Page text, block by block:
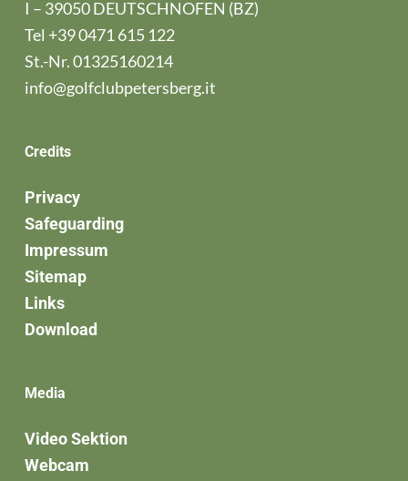
I – 39050 DEUTSCHNOFEN (BZ)
Tel +39 0471 615 122
St.-Nr. 01325160214
info@golfclubpetersberg.it
Credits
Privacy
Safeguarding
Impressum
Sitemap
Links
Download
Media
Video Sektion
Webcam